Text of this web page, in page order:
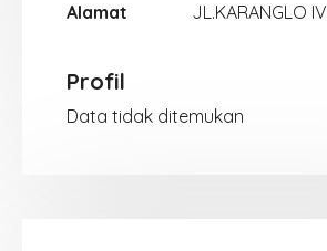
Alamat JL.KARANGLO IV
Profil
Data tidak ditemukan